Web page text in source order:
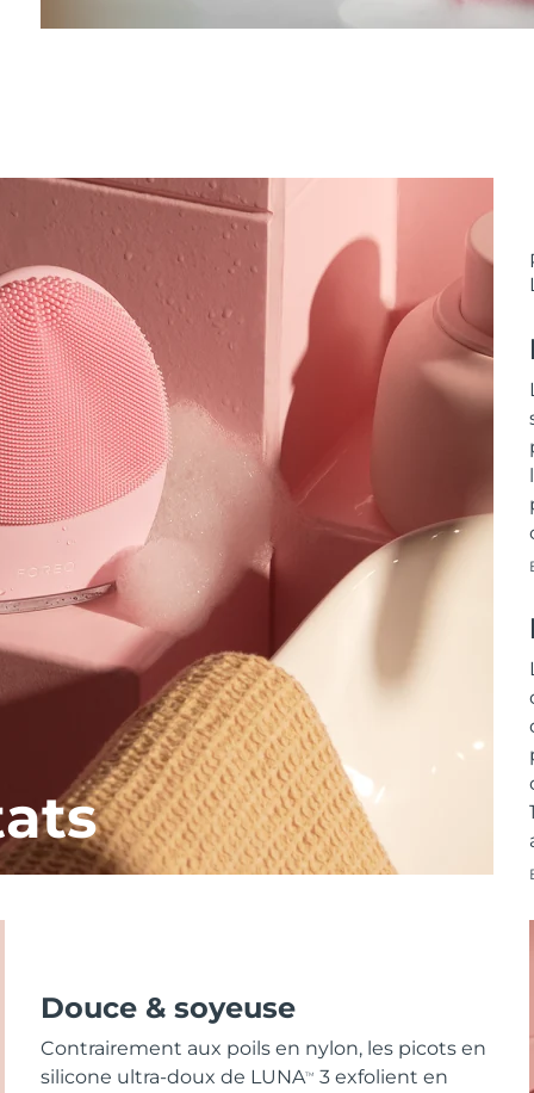
Douce & soyeuse
Contrairement aux poils en nylon, les picots en
silicone ultra-doux de LUNATM
3 exfolient en